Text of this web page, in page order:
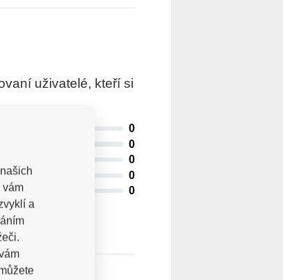
uživatelé, kteří si
0
0
0
0
0
vám
a